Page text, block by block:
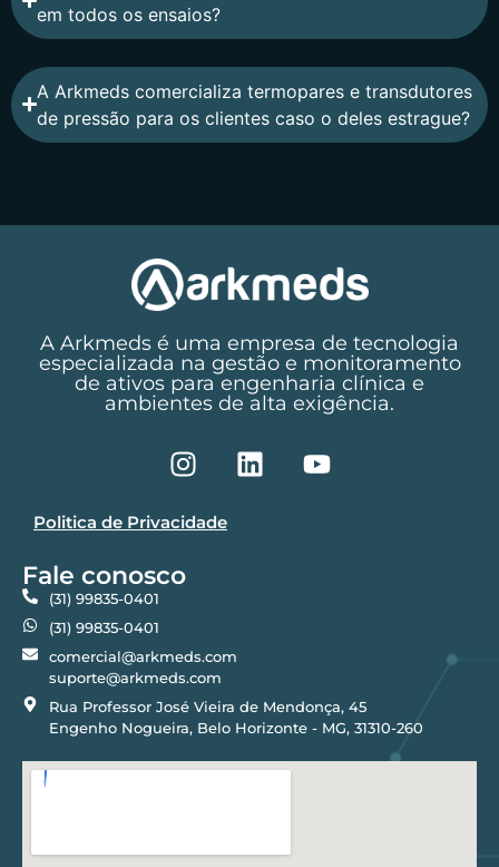
em todos os ensaios?
A Arkmeds comercializa termopares e transdutores
de pressão para os clientes caso o deles estrague?
A Arkmeds é uma empresa de tecnologia
especializada na gestão e monitoramento
de ativos para engenharia clínica e
ambientes de alta exigência.
Politica de Privacidade
Fale conosco
(31) 99835-0401
(31) 99835-0401
comercial@arkmeds.com
suporte@arkmeds.com
Rua Professor José Vieira de Mendonça, 45
Engenho Nogueira, Belo Horizonte - MG, 31310-260